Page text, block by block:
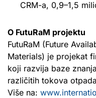
CRM-a, 0,9–1,5
O FutuRaM projektu
FutuRaM (Future
Materials) je projekat
koji razvija baze
različitih tokova
Više na: